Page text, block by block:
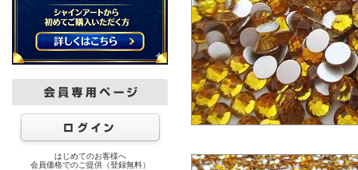
はじめてのお客様へ
会員価格でのご提供（登録無料）